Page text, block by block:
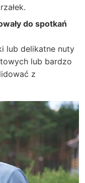
do spotkań
lub delikatne nuty
lub bardzo
z